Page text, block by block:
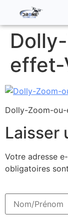
effet-
Dolly-Zoom-
Laisser
Votre adresse
obligatoires